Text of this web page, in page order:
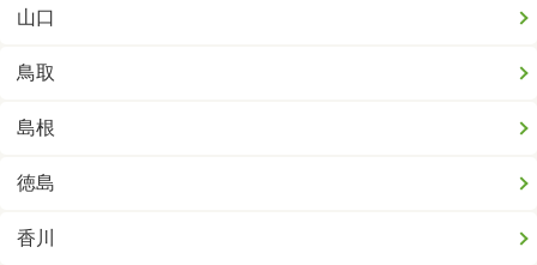
山口
鳥取
島根
徳島
香川